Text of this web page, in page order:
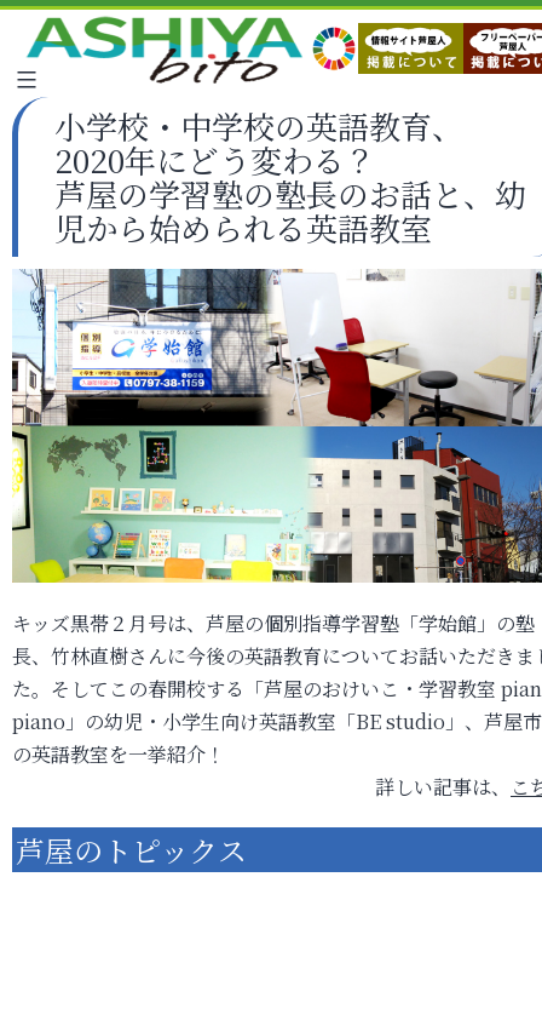
小学校・中学校の英語教育、
2020年にどう変わる？
芦屋の学習塾の塾長のお話と、幼
児から始められる英語教室
キッズ黒帯２月号は、芦屋の個別指導学習塾「学始館」の塾
長、竹林直樹さんに今後の英語教育についてお話いただきま
た。そしてこの春開校する「芦屋のおけいこ・学習教室
piano」の幼児・小学生向け英語教室「BE studio」、芦屋
の英語教室を一挙紹介！
詳しい記事は、
こ
芦屋のトピックス